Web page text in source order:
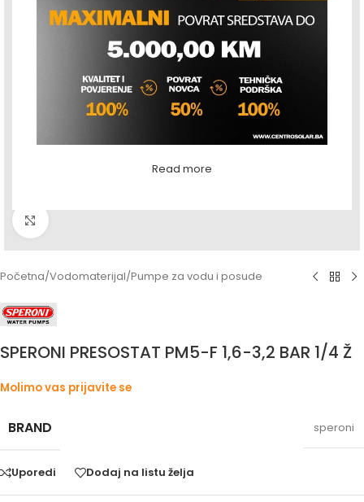
Read more
Povećaj sliku
Početna/Vodomaterijal/Pumpe za vodu i posude
SPERONI PRESOSTAT PM5-F 1,6-3,2 BAR 1/4 Ž
Molimo vas prijavite se
BRAND speroni
Uporedi Dodaj na listu želja